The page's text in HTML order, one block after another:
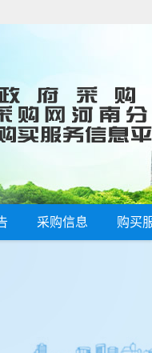
采购信息 购买